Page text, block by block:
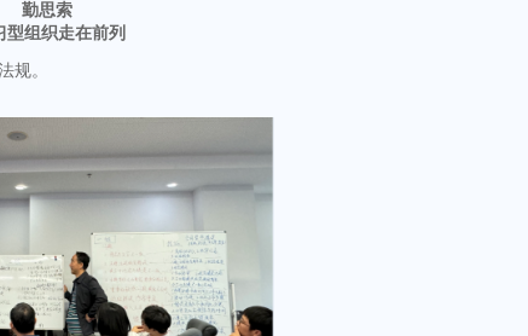
勤思索
型组织走在前列
规。